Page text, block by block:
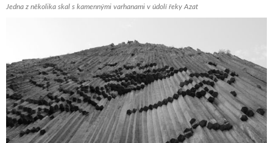
Jedna z několika skal s kamennými varhanami v údolí řeky Azat